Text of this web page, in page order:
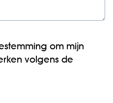
om mijn
volgens de